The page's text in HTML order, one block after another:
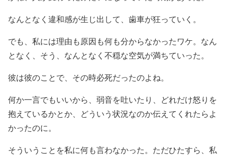
なんとなく違和感が生じ出して、歯車が狂っていく。
でも、私には理由も原因も何も分からなかったワケ。なん
となく、そう、なんとなく不穏な空気が満ちていった。
彼は彼のことで、その時必死だったのよね。
何か一言でもいいから、弱音を吐いたり、どれだけ怒りを
抱えているかとか、どういう状況なのか伝えてくれたらよ
かったのに。
そういうことを私に何も言わなかった。ただひたすら、私